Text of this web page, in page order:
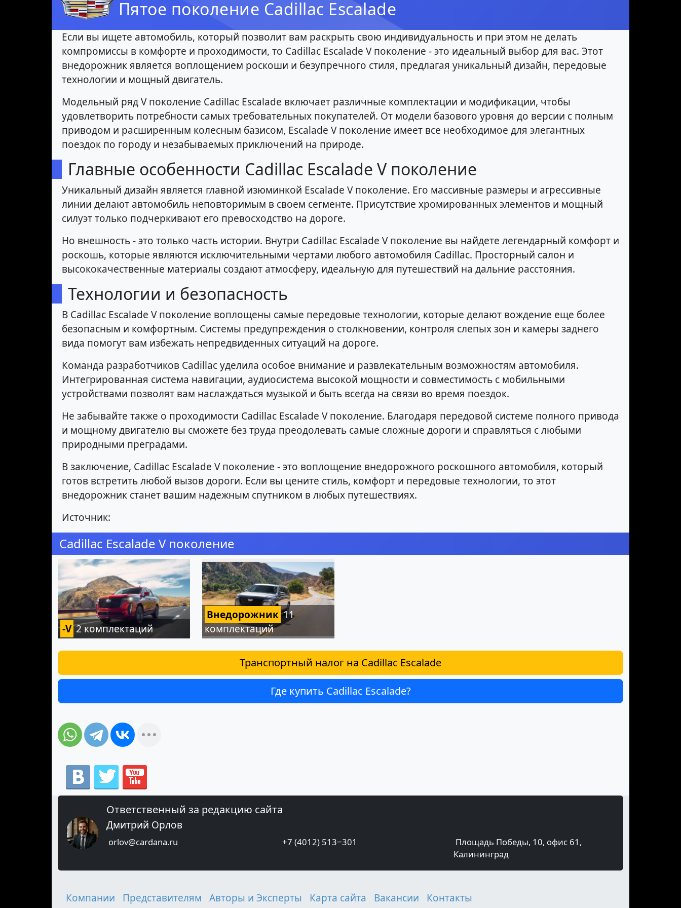
Пятое поколение Cadillac Escalade
Если вы ищете автомобиль, который позволит вам раскрыть свою индивидуальность и при этом не делать
компромиссы в комфорте и проходимости, то Cadillac Escalade V поколение - это идеальный выбор для вас. Этот
внедорожник является воплощением роскоши и безупречного стиля, предлагая уникальный дизайн, передовые
технологии и мощный двигатель.
Модельный ряд V поколение Cadillac Escalade включает различные комплектации и модификации, чтобы
удовлетворить потребности самых требовательных покупателей. От модели базового уровня до версии с полным
приводом и расширенным колесным базисом, Escalade V поколение имеет все необходимое для элегантных
поездок по городу и незабываемых приключений на природе.
Главные особенности Cadillac Escalade V поколение
Уникальный дизайн является главной изюминкой Escalade V поколение. Его массивные размеры и агрессивные
линии делают автомобиль неповторимым в своем сегменте. Присутствие хромированных элементов и мощный
силуэт только подчеркивают его превосходство на дороге.
Но внешность - это только часть истории. Внутри Cadillac Escalade V поколение вы найдете легендарный комфорт и
роскошь, которые являются исключительными чертами любого автомобиля Cadillac. Просторный салон и
высококачественные материалы создают атмосферу, идеальную для путешествий на дальние расстояния.
Технологии и безопасность
В Cadillac Escalade V поколение воплощены самые передовые технологии, которые делают вождение еще более
безопасным и комфортным. Системы предупреждения о столкновении, контроля слепых зон и камеры заднего
вида помогут вам избежать непредвиденных ситуаций на дороге.
Команда разработчиков Cadillac уделила особое внимание и развлекательным возможностям автомобиля.
Интегрированная система навигации, аудиосистема высокой мощности и совместимость с мобильными
устройствами позволят вам наслаждаться музыкой и быть всегда на связи во время поездок.
Не забывайте также о проходимости Cadillac Escalade V поколение. Благодаря передовой системе полного привода
и мощному двигателю вы сможете без труда преодолевать самые сложные дороги и справляться с любыми
природными преградами.
В заключение, Cadillac Escalade V поколение - это воплощение внедорожного роскошного автомобиля, который
готов встретить любой вызов дороги. Если вы цените стиль, комфорт и передовые технологии, то этот
внедорожник станет вашим надежным спутником в любых путешествиях.
Источник:
Cadillac Escalade V поколение
-V2 комплектаций
Внедорожник11
комплектаций
Транспортный налог на Cadillac Escalade
Где купить Cadillac Escalade?
Ответственный за редакцию сайта
Дмитрий Орлов
orlov@cardana.ru +7 (4012) 513‒301
Площадь Победы, 10, офис 61,
Калининград
Компании Представителям Авторы и Эксперты Карта сайта Вакансии Контакты